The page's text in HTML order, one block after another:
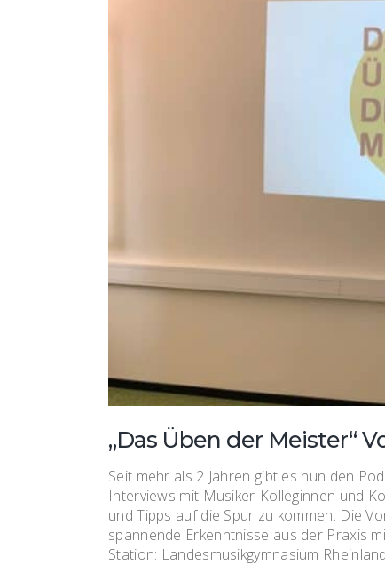
„Das Üben der Meister“
Seit mehr als 2 Jahren gibt es nun den
Interviews mit Musiker-Kolleginnen und
und Tipps auf die Spur zu kommen. Die
spannende Erkenntnisse aus der Praxis
Station: Landesmusikgymnasium